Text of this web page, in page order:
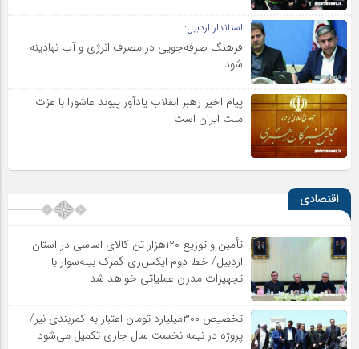
استاندار اردبیل:
فرهنگ صرفه‌جویی در مصرف انرژی و آب نهادینه
شود
پیام اخیر رهبر انقلاب یادآور پیوند عاشورا با عزت
ملت ایران است
اقتصادی
تأمین و توزیع ۱۲۰هزار تن کالای اساسی در استان
اردبیل/ خط دوم ایکس‌ری گمرک بیله‌سوار با
تجهیزات مدرن عملیاتی خواهد شد
تخصیص ۳۰۰میلیارد تومان اعتبار به کمربندی نیر/
پروژه در نیمه نخست سال جاری تکمیل می‌شود